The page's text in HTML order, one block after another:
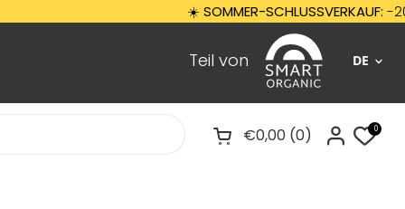
SOMMER-SCHLUSSVERKAUF:-20 %
Teil von DE
Warenkorb öffnen
€0,00 0 0